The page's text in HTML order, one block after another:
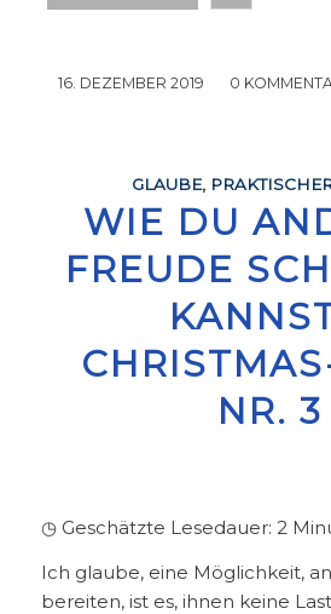
16. DEZEMBER 2019
/ 0 /
GLAUBE,
WIE DU
FREUDE
NR. 3
◷ Geschätzte Lesedauer: 2
Ich glaube, eine Möglichkeit,
bereiten, ist es, ihnen keine